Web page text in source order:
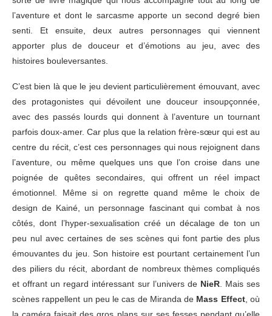
l’aventure et dont le sarcasme apporte un second degré bien
senti. Et ensuite, deux autres personnages qui viennent
apporter plus de douceur et d’émotions au jeu, avec des
histoires bouleversantes.
C’est bien là que le jeu devient particulièrement émouvant, avec
des protagonistes qui dévoilent une douceur insoupçonnée,
avec des passés lourds qui donnent à l’aventure un tournant
parfois doux-amer. Car plus que la relation frère-sœur qui est au
centre du récit, c’est ces personnages qui nous rejoignent dans
l’aventure, ou même quelques uns que l’on croise dans une
poignée de quêtes secondaires, qui offrent un réel impact
émotionnel. Même si on regrette quand même le choix de
design de Kainé, un personnage fascinant qui combat à nos
côtés, dont l’hyper-sexualisation créé un décalage de ton un
peu nul avec certaines de ses scènes qui font partie des plus
émouvantes du jeu. Son histoire est pourtant certainement l’un
des piliers du récit, abordant de nombreux thèmes compliqués
et offrant un regard intéressant sur l’univers de NieR. Mais ses
scènes rappellent un peu le cas de Miranda de Mass Effect, où